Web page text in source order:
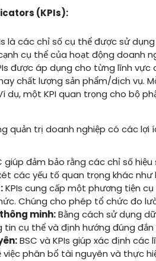
(KPIs):
là các chỉ số cụ thể được sử
cụ thể của hoạt động doanh
được áp dụng cho từng lĩnh vực
chất lượng sản phẩm/dịch vụ.
dụ, một KPI quan trọng cho bộ
quản trị doanh nghiệp có các lợi
giúp đảm bảo rằng các chỉ số
các yếu tố quan trọng khác như
KPIs cung cấp một phương tiện
Chúng cho phép tổ chức đo
minh:Bằng cách sử dụng dữ
cụ thể và định hướng đúng đắn
BSC và KPIs giúp xác định
phân bổ tài nguyên và thực